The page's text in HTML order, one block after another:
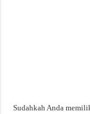
Sudahkah Anda